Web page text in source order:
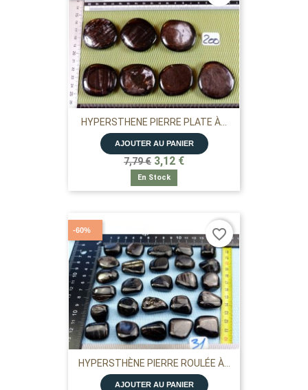
HYPERSTHENE PIERRE PLATE À...
AJOUTER AU PANIER
7,79 € 3,12 €
En Stock
HYPERSTHÈNE PIERRE ROULÉE À...
AJOUTER AU PANIER
-60% favorite_border